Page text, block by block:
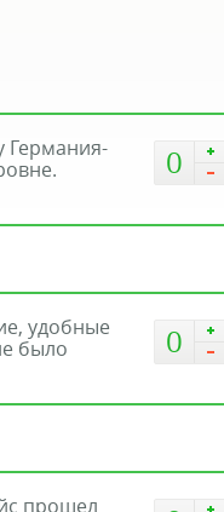
0
Германия-
0
удобные
было
прошел